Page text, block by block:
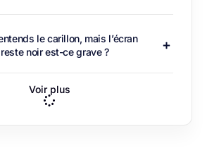
le carillon, mais l’écran
noir est-ce grave ?
Voir plus